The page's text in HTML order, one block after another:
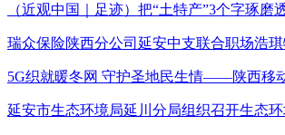
（近观中国｜足迹）把“土特产”3个字琢
瑞众保险陕西分公司延安中支联合职场浩
5G织就暖冬网 守护圣地民生情——陕西移
延安市生态环境局延川分局组织召开生态